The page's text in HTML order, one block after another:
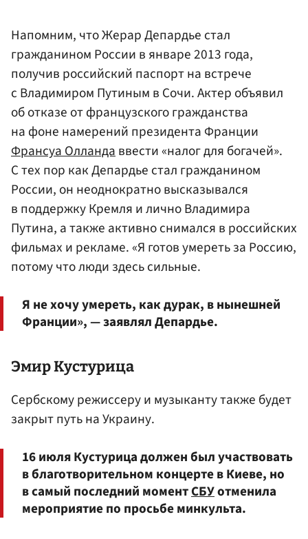
Напомним, что Жерар Депардье стал
гражданином России в январе 2013 года,
получив российский паспорт на встрече
с Владимиром Путиным в Сочи. Актер объявил
об отказе от французского гражданства
на фоне намерений президента Франции
Франсуа Олландаввести «налог для богачей».
С тех пор как Депардье стал гражданином
России, он неоднократно высказывался
в поддержку Кремля и лично Владимира
Путина, а также активно снимался в российских
фильмах и рекламе. «Я готов умереть за Россию,
потому что люди здесь сильные.
Я не хочу умереть, как дурак, в нынешней
Франции», — заявлял Депардье.
ЭмирКустурица
Сербскому режиссеру и музыканту также будет
закрыт путь на Украину.
16 июля Кустурица должен был участвовать
в благотворительном концерте в Киеве, но
в самый последний моментСБУотменила
мероприятие по просьбе минкульта.